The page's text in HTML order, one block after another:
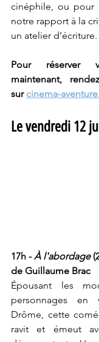
cinéphile, ou pour
notre rapport à la
un atelier d’écriture.
Pour réserver
maintenant,
sur cinema-
Le vendredi 12
17h - À l'abordage
de Guillaume Brac
Épousant les
personnages en
Drôme, cette
ravit et émeut